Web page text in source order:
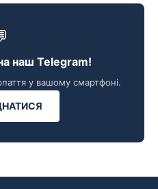
наш Telegram!
у вашому смартфоні.